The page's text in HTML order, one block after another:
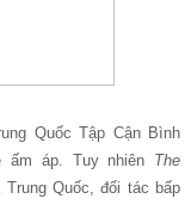
Quốc Tập Cận Bình
ấm áp. Tuy nhiên The
Quốc, đối tác bấp